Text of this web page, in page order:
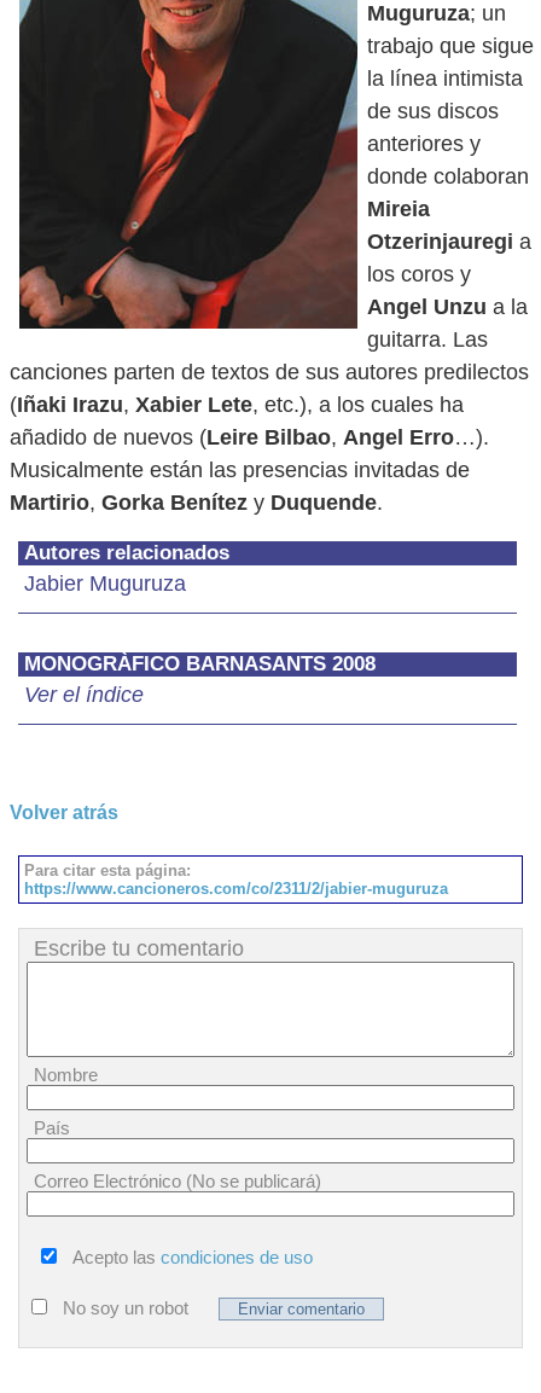
Muguruza; un
trabajo que sigue
la línea intimista
de sus discos
anteriores y
donde colaboran
Mireia
Otzerinjauregi a
los coros y
Angel Unzu a la
guitarra. Las
canciones parten de textos de sus autores predilectos
(Iñaki Irazu, Xabier Lete, etc.), a los cuales ha
añadido de nuevos (Leire Bilbao, Angel Erro…).
Musicalmente están las presencias invitadas de
Martirio, Gorka Benítez y Duquende.
Autores relacionados
Jabier Muguruza
MONOGRÀFICO BARNASANTS 2008
Ver el índice
Volver atrás
Para citar esta página:
https://www.cancioneros.com/co/2311/2/jabier-muguruza
Escribe tu comentario
Nombre
País
Correo Electrónico (No se publicará)
Acepto las condiciones de uso
No soy un robot